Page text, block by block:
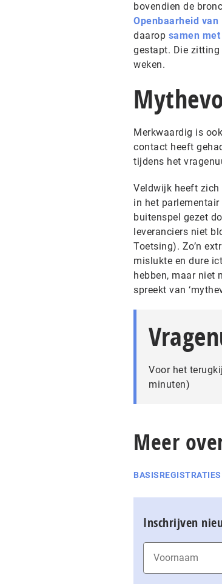
bovendien de
Openbaarheid van
daarop samen
gestapt. Die zitting
weken.
Merkwaardig is
contact heeft
tijdens het
Veldwijk heeft zich
in het
buitenspel gezet
leveranciers niet
Toetsing). Zo’n
mislukte en dure
hebben, maar niet
spreekt van
Voor het
minuten)
Meer
BASISREGISTRATIES
Inschrijven